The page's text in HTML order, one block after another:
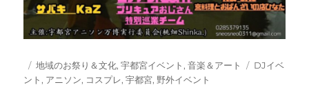
投
稿
カ
テ
地域のお祭り＆文化,宇都宮イベント ,音楽＆アート
タ
DJイベ
ント , アニソン, コスプレ,宇都宮, 野外イベント